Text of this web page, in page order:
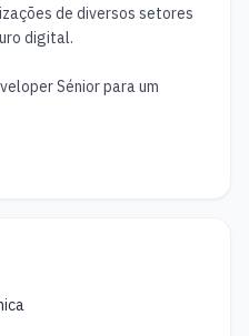
de diversos setores
digital.
Sénior para um